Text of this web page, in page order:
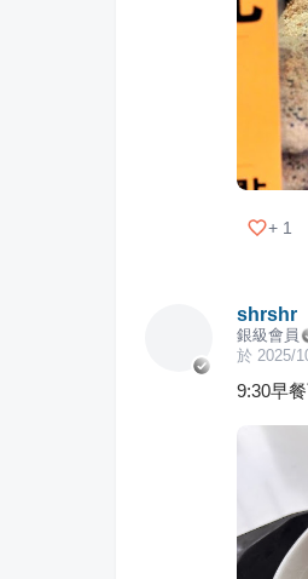
+ 1
shrshr
銀級會員
於 2025/
9:30早